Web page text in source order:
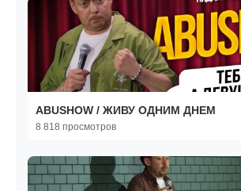
ABUSHOW / ЖИВУ ОДНИМ ДНЕМ
8 818 просмотров